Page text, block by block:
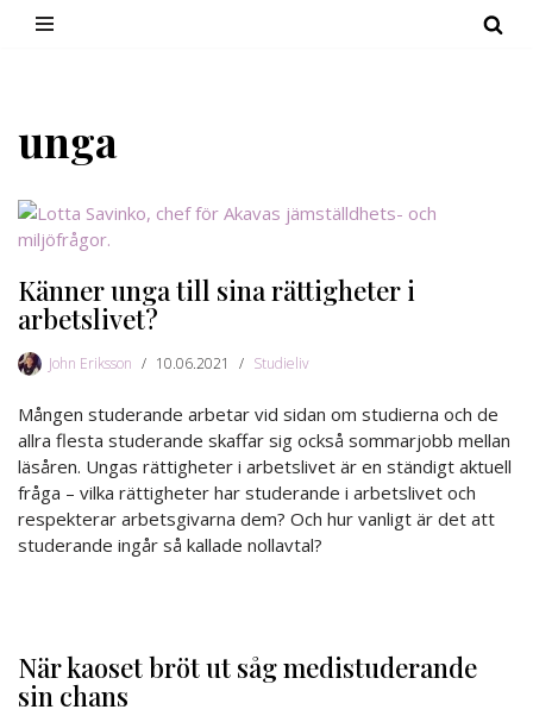
unga
Känner unga till sina rättigheter i
arbetslivet?
John Eriksson 10.06.2021 Studieliv
Mången studerande arbetar vid sidan om studierna och de
allra flesta studerande skaffar sig också sommarjobb mellan
läsåren. Ungas rättigheter i arbetslivet är en ständigt aktuell
fråga – vilka rättigheter har studerande i arbetslivet och
respekterar arbetsgivarna dem? Och hur vanligt är det att
studerande ingår så kallade nollavtal?
När kaoset bröt ut såg medistuderande
sin chans